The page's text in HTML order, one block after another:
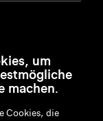
um
machen.
Cookies, die